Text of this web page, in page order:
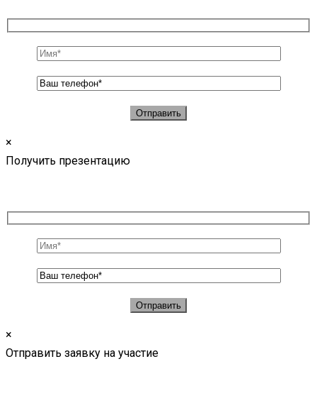
×
Получить презентацию
×
Отправить заявку на участие